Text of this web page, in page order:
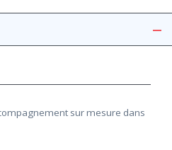
sur mesure dans